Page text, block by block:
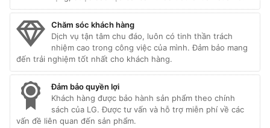
Chăm sóc khách hàng
Dịch vụ tận tâm chu đáo, luôn có tinh thần trách
nhiệm cao trong công việc của mình. Đảm bảo mang
đến trải nghiệm tốt nhất cho khách hàng.
Đảm bảo quyền lợi
Khách hàng được bảo hành sản phẩm theo chính
sách của LG. Được tư vấn và hỗ trợ miễn phí về các
vấn đề liên quan đến sản phẩm.